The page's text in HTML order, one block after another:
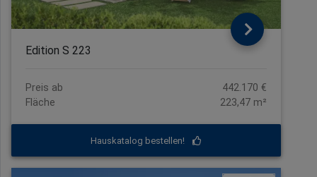
Edition S 223
Preis ab
442.170 €
Fläche
223,47 m²
Hauskatalog bestellen!